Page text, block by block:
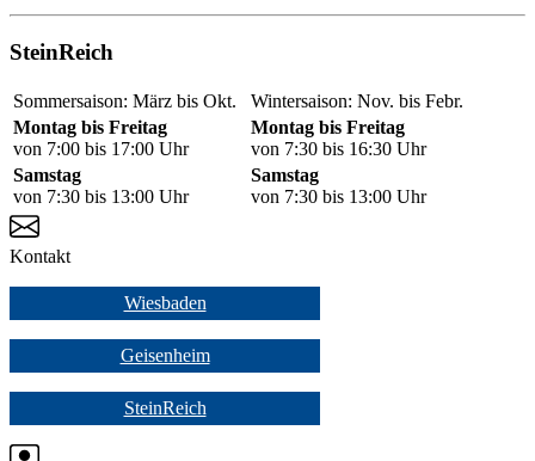
SteinReich
Sommersaison: März bis Okt.
Wintersaison: Nov. bis Febr.
Montag bis Freitag
von 7:00 bis 17:00 Uhr
Montag bis Freitag
von 7:30 bis 16:30 Uhr
Samstag
von 7:30 bis 13:00 Uhr
Samstag
von 7:30 bis 13:00 Uhr
Kontakt
Wiesbaden
Geisenheim
SteinReich